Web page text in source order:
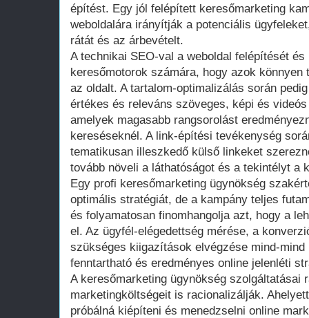
építést. Egy jól felépített keresőmarketing
weboldalára irányítják a potenciális
rátát és az árbevételt.
A technikai SEO-val a weboldal felépítését
keresőmotorok számára, hogy azok könnyen
az oldalt. A tartalom-optimalizálás során
értékes és releváns szöveges, képi és
amelyek magasabb rangsorolást
kereséseknél. A link-építési tevékenység
tematikusan illeszkedő külső linkeket
tovább növeli a láthatóságot és a tekintélyt a
Egy profi keresőmarketing ügynökség
optimális stratégiát, de a kampány teljes
és folyamatosan finomhangolja azt, hogy a
el. Az ügyfél-elégedettség mérése, a
szükséges kiigazítások elvégzése mind-
fenntartható és eredményes online jelenléti
A keresőmarketing ügynökség szolgáltatásai
marketingköltségeit is racionalizálják.
próbálná kiépíteni és menedzselni online